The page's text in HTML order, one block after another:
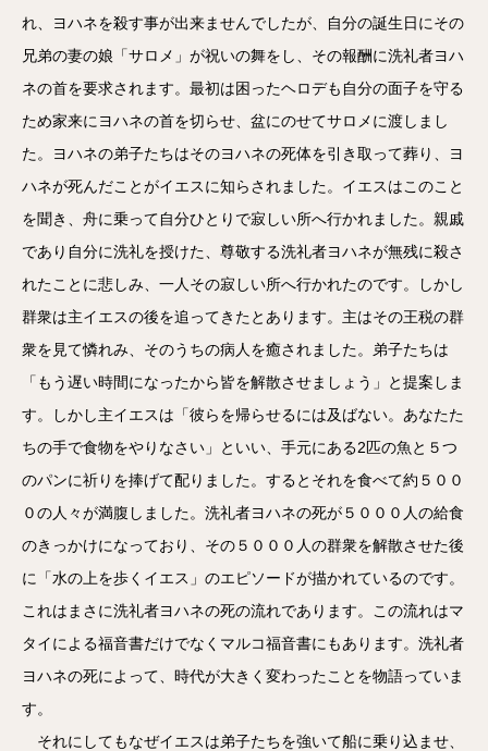
れ、ヨハネを殺す事が出来ませんでしたが、自分の誕生日にその
兄弟の妻の娘「サロメ」が祝いの舞をし、その報酬に洗礼者ヨハ
ネの首を要求されます。最初は困ったヘロデも自分の面子を守る
ため家来にヨハネの首を切らせ、盆にのせてサロメに渡しまし
た。ヨハネの弟子たちはそのヨハネの死体を引き取って葬り、ヨ
ハネが死んだことがイエスに知らされました。イエスはこのこと
を聞き、舟に乗って自分ひとりで寂しい所へ行かれました。親戚
であり自分に洗礼を授けた、尊敬する洗礼者ヨハネが無残に殺さ
れたことに悲しみ、一人その寂しい所へ行かれたのです。しかし
群衆は主イエスの後を追ってきたとあります。主はその王税の群
衆を見て憐れみ、そのうちの病人を癒されました。弟子たちは
「もう遅い時間になったから皆を解散させましょう」と提案しま
す。しかし主イエスは「彼らを帰らせるには及ばない。あなたた
ちの手で食物をやりなさい」といい、手元にある2匹の魚と５つ
のパンに祈りを捧げて配りました。するとそれを食べて約５００
０の人々が満腹しました。洗礼者ヨハネの死が５０００人の給食
のきっかけになっており、その５０００人の群衆を解散させた後
に「水の上を歩くイエス」のエピソードが描かれているのです。
これはまさに洗礼者ヨハネの死の流れであります。この流れはマ
タイによる福音書だけでなくマルコ福音書にもあります。洗礼者
ヨハネの死によって、時代が大きく変わったことを物語っていま
す。
それにしてもなぜイエスは弟子たちを強いて船に乗り込ませ、